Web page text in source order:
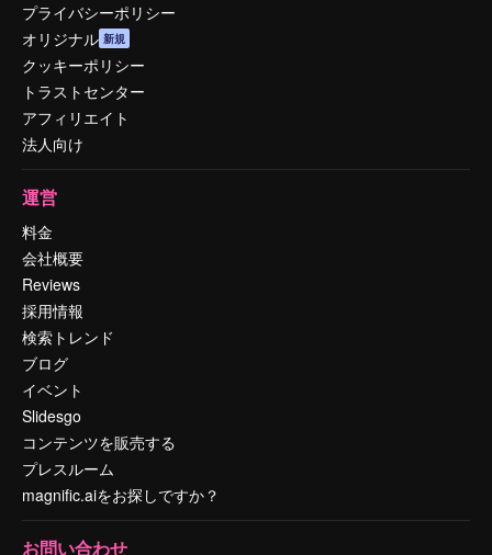
プライバシーポリシー
オリジナル 新規
クッキーポリシー
トラストセンター
アフィリエイト
法人向け
運営
料金
会社概要
Reviews
採用情報
検索トレンド
ブログ
イベント
Slidesgo
コンテンツを販売する
プレスルーム
magnific.aiをお探しですか？
お問い合わせ